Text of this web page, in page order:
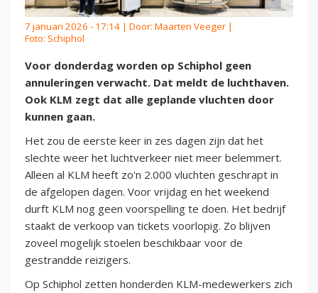
7 januari 2026 - 17:14 | Door: Maarten Veeger |
Foto: Schiphol
Voor donderdag worden op Schiphol geen
annuleringen verwacht. Dat meldt de luchthaven.
Ook KLM zegt dat alle geplande vluchten door
kunnen gaan.
Het zou de eerste keer in zes dagen zijn dat het
slechte weer het luchtverkeer niet meer belemmert.
Alleen al KLM heeft zo'n 2.000 vluchten geschrapt in
de afgelopen dagen. Voor vrijdag en het weekend
durft KLM nog geen voorspelling te doen. Het bedrijf
staakt de verkoop van tickets voorlopig. Zo blijven
zoveel mogelijk stoelen beschikbaar voor de
gestrandde reizigers.
Op Schiphol zetten honderden KLM-medewerkers zich